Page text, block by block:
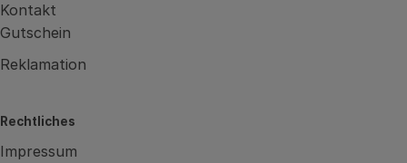
Kontakt
Gutschein
Reklamation
Rechtliches
Impressum